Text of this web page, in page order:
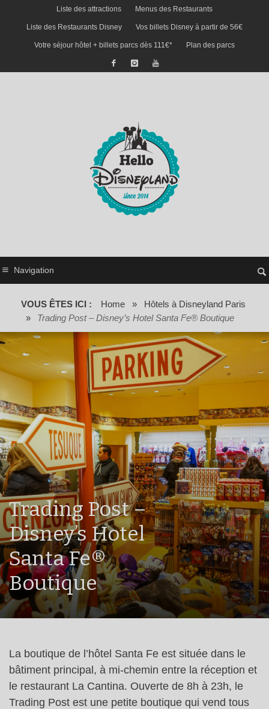
Liste des attractions Menus des Restaurants
Liste des Restaurants Disney Vos billets Disney à partir de 56€
Votre séjour hôtel + billets parcs dès 111€* Plan des parcs
Navigation
VOUS ÊTES ICI : Home »
Hôtels à Disneyland Paris
»
Trading Post – Disney’s Hotel Santa Fe® Boutique
Trading Post –
Disney’s Hotel
Santa Fe®
Boutique
La boutique de l’hôtel Santa Fe est située dans le
bâtiment principal, à mi-chemin entre la réception et
le restaurant La Cantina. Ouverte de 8h à 23h, le
Trading Post est une petite boutique qui vend tous